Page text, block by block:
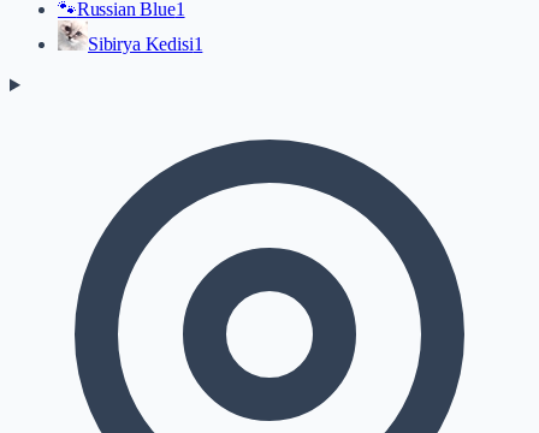
🐾Russian Blue1
Sibirya Kedisi1